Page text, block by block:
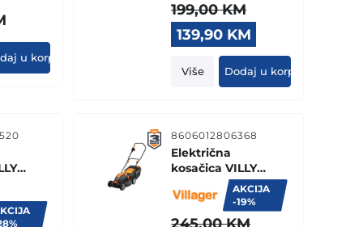
u korpu
199,00KM
Original
price
was:
199,00 KM.
139,90 KM
price
is:
139,90 KM.
Više Dodaj u korpu
8606012806368
Električna
kosačica VILLY
AKCIJA
-19%
245,00KM